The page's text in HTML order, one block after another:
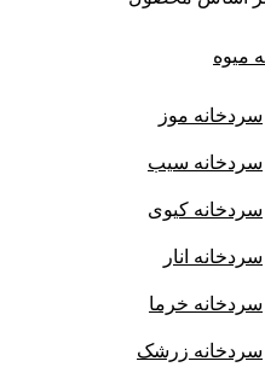
میوه
سردخانه موز
سردخانه سیب
سردخانه کیوی
سردخانه انار
سردخانه خرما
سردخانه زرشک